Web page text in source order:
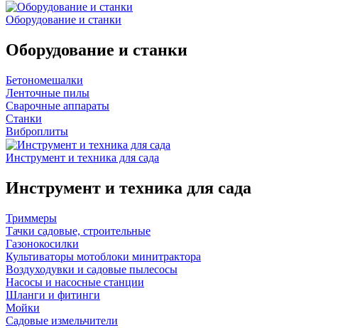
Оборудование и станки
Оборудование и станки
Бетономешалки
Ленточные пилы
Сварочные аппараты
Станки
Виброплиты
Инструмент и техника для сада
Инструмент и техника для сада
Триммеры
Тачки садовые, строительные
Газонокосилки
Культиваторы мотоблоки минитрактора
Воздуходувки и садовые пылесосы
Насосы и насосные станции
Шланги и фитинги
Мойки
Садовые измельчители